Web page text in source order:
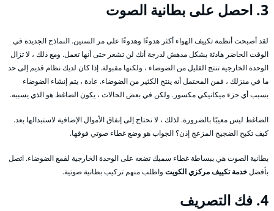
3. احصل على بطانية الصوت
لقد أصبحت أنظمة تكييف الهواء أكثر هدوءًا وهدوءًا على مر السنين. النماذج الجديدة في
الوقت الحاضر هادئة بشكل مدهش لدرجة أنك لن تشعر حتى أنها تعمل. ومع ذلك ، لا تزال
الوحدة الخارجية تنتج القليل من الضوضاء ، ولكنها مقبولة. إذا كان لديك نظام قديم إلى حد
ما في منزلك ، فمن المحتمل أنه ينتج الكثير من الضوضاء. عادة ، يتم إنشاء الضوضاء
بسبب أي جزء ميكانيكي مكسور. ولكن في بعض الحالات ، يكون الضاغط هو الذي يسببه.
الضاغط ليس معيبًا بالضرورة. لذلك ، لا تحتاج إلى إنفاق الأموال الإضافية لاستبدالها بعد.
كيف تكبح الضجيج المزعج إذن؟ الجواب هو وضع غطاء صوتي فوقها.
بطانية الصوت هي ببساطة غطاء سميك تضعه على الوحدة الخارجية لقمع الضوضاء. اتصل
بأفضلخدمة تكييف مركزي الكويت واطلب منهم تركيب بطانية صوتية.
4. فك التصريف